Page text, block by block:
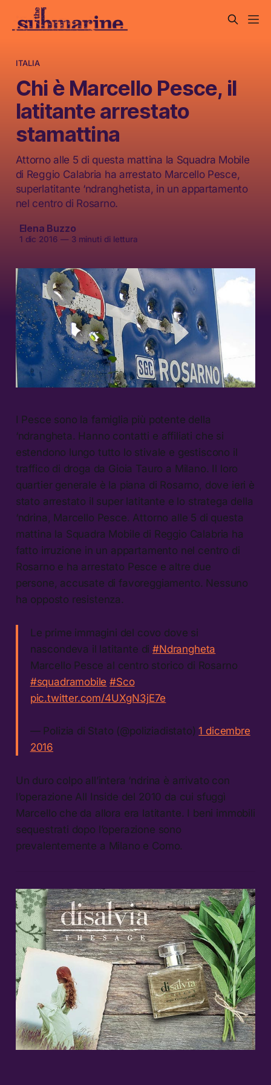
ITALIA
Chi è Marcello Pesce, il
latitante arrestato
stamattina
Attorno alle 5 di questa mattina la Squadra Mobile
di Reggio Calabria ha arrestato Marcello Pesce,
superlatitante ‘ndranghetista, in un appartamento
nel centro di Rosarno.
Elena Buzzo
1 dic 2016 —3 minuti di lettura
I Pesce sono la famiglia più potente della
‘ndrangheta. Hanno contatti e affiliati che si
estendono lungo tutto lo stivale e gestiscono il
traffico di droga da Gioia Tauro a Milano. Il loro
quartier generale è la piana di Rosarno, dove ieri è
stato arrestato il super latitante e lo stratega della
‘ndrina, Marcello Pesce. Attorno alle 5 di questa
mattina la Squadra Mobile di Reggio Calabria ha
fatto irruzione in un appartamento nel centro di
Rosarno e ha arrestato Pesce e altre due
persone, accusate di favoreggiamento. Nessuno
ha opposto resistenza.
Le prime immagini del covo dove si
nascondeva il latitante di#Ndrangheta
Marcello Pesce al centro storico di Rosarno
#squadramobile #Sco
pic.twitter.com/4UXgN3jE7e
— Polizia di Stato (@poliziadistato)1 dicembre
2016
Un duro colpo all’intera ‘ndrina è arrivato con
l’operazione All Inside del 2010 da cui sfuggì
Marcello che da allora era latitante. I beni immobili
sequestrati dopo l’operazione sono
prevalentemente a Milano e Como.